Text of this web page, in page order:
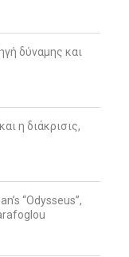
δύναμης και
η διάκρισις,
“Odysseus”,